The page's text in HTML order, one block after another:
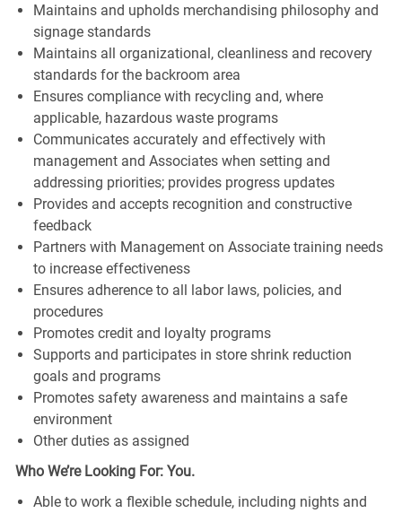
Maintains and upholds merchandising philosophy and
signage standards
Maintains all organizational, cleanliness and recovery
standards for the backroom area
Ensures compliance with recycling and, where
applicable, hazardous waste programs
Communicates accurately and effectively with
management and Associates when setting and
addressing priorities; provides progress updates
Provides and accepts recognition and constructive
feedback
Partners with Management on Associate training needs
to increase effectiveness
Ensures adherence to all labor laws, policies, and
procedures
Promotes credit and loyalty programs
Supports and participates in store shrink reduction
goals and programs
Promotes safety awareness and maintains a safe
environment
Other duties as assigned
Who We’re Looking For: You.
Able to work a flexible schedule, including nights and